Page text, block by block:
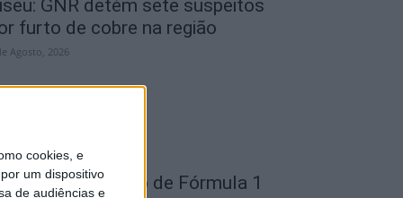
cookies, e
um dispositivo
de audiências e
GNR detém sete suspeitos
furto de cobre na região
Agosto, 2026
Exposição de Fórmula 1